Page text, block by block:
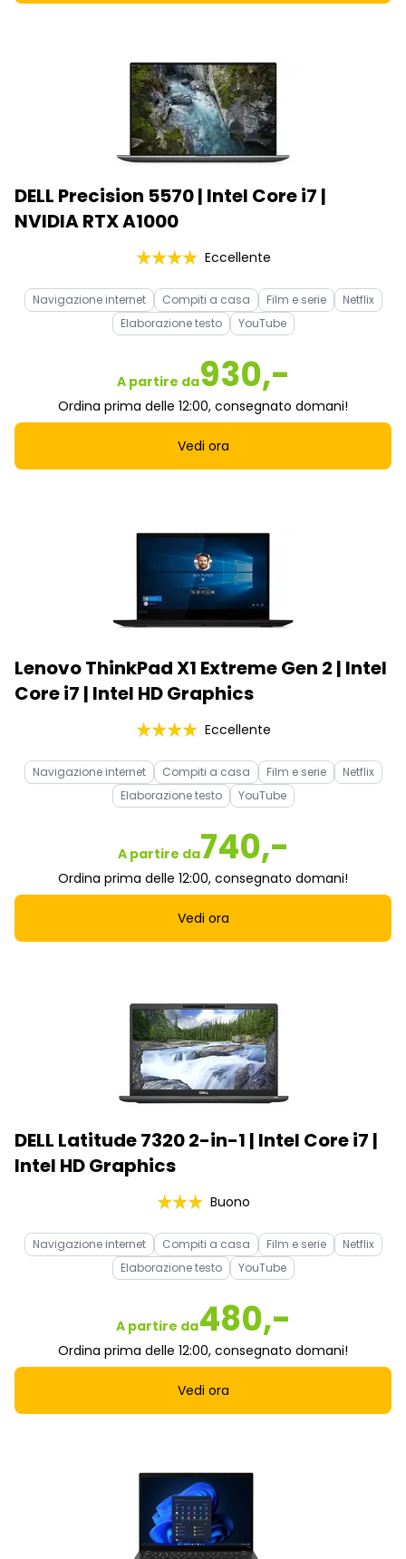
DELL Precision 5570 | Intel Core i7 |
NVIDIA RTX A1000
Eccellente
Navigazione internet Compiti a casa Film e serie
Netflix
Elaborazione testo
YouTube
A partire da930,-
Ordina prima delle 12:00, consegnato domani!
Vedi ora
Lenovo ThinkPad X1 Extreme Gen 2 | Intel
Core i7 | Intel HD Graphics
Eccellente
Navigazione internet Compiti a casa Film e serie
Netflix
Elaborazione testo
YouTube
A partire da740,-
Ordina prima delle 12:00, consegnato domani!
Vedi ora
DELL Latitude 7320 2-in-1 | Intel Core i7 |
Intel HD Graphics
Buono
Navigazione internet Compiti a casa Film e serie
Netflix
Elaborazione testo
YouTube
A partire da480,-
Ordina prima delle 12:00, consegnato domani!
Vedi ora